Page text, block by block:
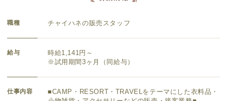
職種 チャイハネの販売スタッフ
給与
時給1,141円～
※試用期間3ヶ月（同給与）
仕事内容
■CAMP・RESORT・TRAVELをテーマにした衣料品・